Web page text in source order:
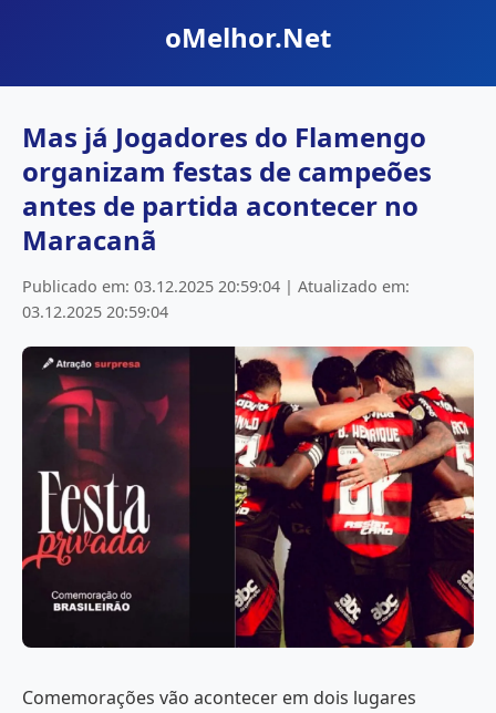
oMelhor.Net
Mas já Jogadores do Flamengo
organizam festas de campeões
antes de partida acontecer no
Maracanã
Publicado em: 03.12.2025 20:59:04 | Atualizado em:
03.12.2025 20:59:04
Comemorações vão acontecer em dois lugares